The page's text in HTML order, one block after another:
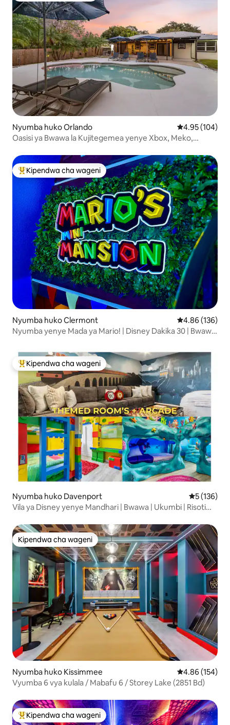
Nyumba huko Orlando Ukadiriaji wa
4.95 (104)
Oasisi ya Bwawa la Kujitegemea yenye Xbox, Meko,
Kipendwa maarufu cha wageni
Kipendwa cha wageni
Nyumba huko Clermont Ukadiriaji wa
4.86 (136)
Nyumba yenye Mada ya Mario! | Disney Dakika 30 | Bwawa
Kipendwa maarufu cha wageni
Kipendwa cha wageni
Nyumba huko Davenport Ukadiriaji
5 (136)
Vila ya Disney yenye Mandhari | Bwawa | Ukumbi | Risoti
Kipendwa cha wageni
Kipendwa cha wageni
Nyumba huko Kissimmee Ukadiriaji wa
4.86 (154)
Vyumba 6 vya kulala / Mabafu 6 / Storey Lake (2851 Bd)
Kipendwa maarufu cha wageni
Kipendwa cha wageni